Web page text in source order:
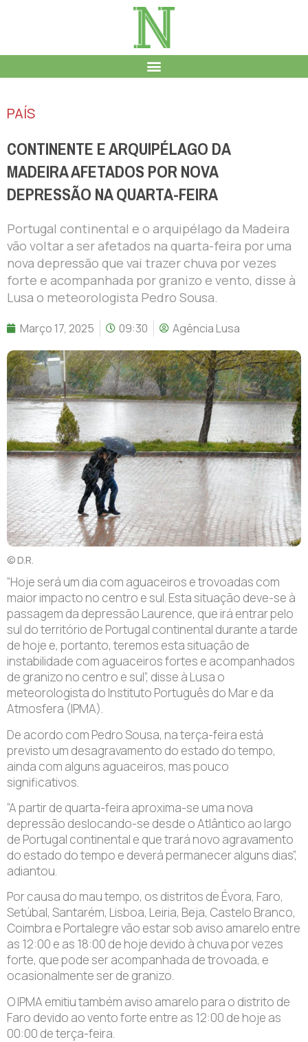
PAÍS
CONTINENTE E ARQUIPÉLAGO DA
MADEIRA AFETADOS POR NOVA
DEPRESSÃO NA QUARTA-FEIRA
Portugal continental e o arquipélago da Madeira
vão voltar a ser afetados na quarta-feira por uma
nova depressão que vai trazer chuva por vezes
forte e acompanhada por granizo e vento, disse à
Lusa o meteorologista Pedro Sousa.
Março 17, 2025 09:30 Agência Lusa
© D.R.
“Hoje será um dia com aguaceiros e trovoadas com
maior impacto no centro e sul. Esta situação deve-se à
passagem da depressão Laurence, que irá entrar pelo
sul do território de Portugal continental durante a tarde
de hoje e, portanto, teremos esta situação de
instabilidade com aguaceiros fortes e acompanhados
de granizo no centro e sul”, disse à Lusa o
meteorologista do Instituto Português do Mar e da
Atmosfera (IPMA).
De acordo com Pedro Sousa, na terça-feira está
previsto um desagravamento do estado do tempo,
ainda com alguns aguaceiros, mas pouco
significativos.
“A partir de quarta-feira aproxima-se uma nova
depressão deslocando-se desde o Atlântico ao largo
de Portugal continental e que trará novo agravamento
do estado do tempo e deverá permanecer alguns dias”,
adiantou.
Por causa do mau tempo, os distritos de Évora, Faro,
Setúbal, Santarém, Lisboa, Leiria, Beja, Castelo Branco,
Coimbra e Portalegre vão estar sob aviso amarelo entre
as 12:00 e as 18:00 de hoje devido à chuva por vezes
forte, que pode ser acompanhada de trovoada, e
ocasionalmente ser de granizo.
O IPMA emitiu também aviso amarelo para o distrito de
Faro devido ao vento forte entre as 12:00 de hoje as
00:00 de terça-feira.